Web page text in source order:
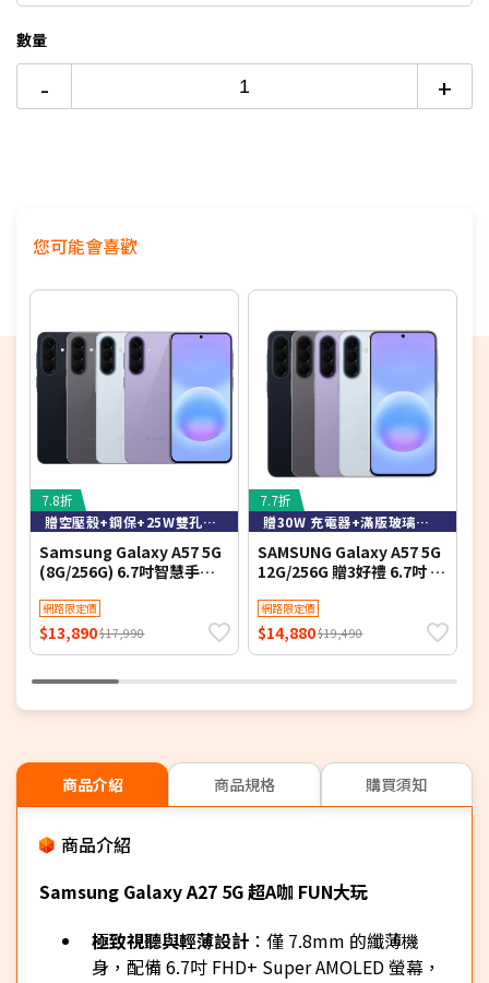
側邊指紋辨識 / 人臉辨識
支援IP64防水防塵 擴充支援記憶卡(最大2TB)
數量
- +
您可能會喜歡
7.8折
贈空壓殼+鋼保+25W雙孔快充頭+掛繩+韓版包+支架+噴劑
Samsung Galaxy A57 5G
(8G/256G) 6.7吋智慧手機-
孔快充頭+掛繩+韓版包+指
環支架+噴劑
網路限定價
$13,890$17,990
7.7折
贈30W 充電器+滿版玻璃貼+保護殼
SAMSUNG Galaxy A57 5G
12G/256G 贈3好禮 6.7吋 智
網路限定價
$14,880$19,490
商品介紹 商品規格 購買須知
商品介紹
Samsung Galaxy A27 5G 超A咖 FUN大玩
極致視聽與輕薄設計 ：僅 7.8mm 的纖薄機
身，配備 6.7吋 FHD+ Super AMOLED 螢幕，